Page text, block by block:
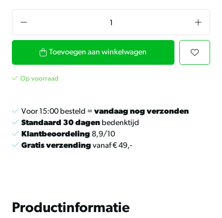
Toevoegen aan winkelwagen
Op voorraad
Voor 15:00 besteld = vandaag nog verzonden
Standaard 30 dagen bedenktijd
Klantbeoordeling 8,9/10
Gratis verzending vanaf € 49,-
Productinformatie